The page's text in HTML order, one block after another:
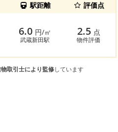
駅距離 評価点
6.0 円/㎡
武蔵新田駅
2.5 点
物件評価
取引士により監修しています